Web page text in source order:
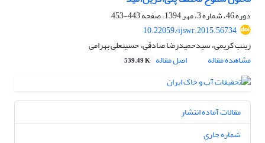
دوره 46، شماره 3، مهر 1394، صفحه
443-453
10.22059/ijswr.2015.56734
زینب کریمی، سیدحمیدرضا صادقی، حسینعلی بهرامی
مشاهده مقاله
اصل مقاله 539.49 K
مقالات آماده انتشار
شماره جاری